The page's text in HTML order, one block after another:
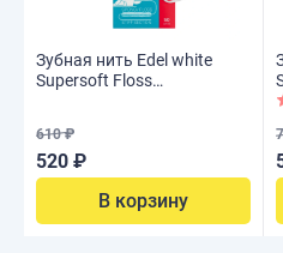
Зубная нить Edel white
Supersoft Floss
610 ₽
520 ₽
В корзину